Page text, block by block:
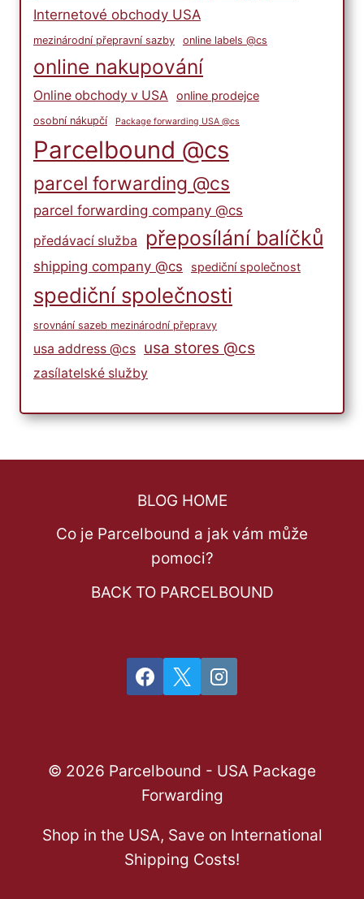
Internetové obchody USA
mezinárodní přepravní sazby online labels @cs
online nakupování
Online obchody v USA online prodejce
osobní nákupčí Package forwarding USA @cs
Parcelbound @cs
parcel forwarding @cs
parcel forwarding company @cs
předávací služba přeposílání balíčků
shipping company @cs spediční společnost
spediční společnosti
srovnání sazeb mezinárodní přepravy
usa address @cs usa stores @cs
zasílatelské služby
BLOG HOME
Co je Parcelbound a jak vám může
pomoci?
BACK TO PARCELBOUND
© 2026 Parcelbound - USA Package
Forwarding
Shop in the USA, Save on International
Shipping Costs!